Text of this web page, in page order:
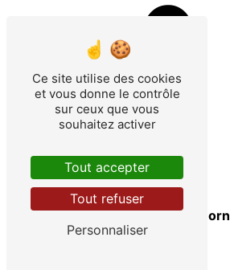
Aureilhan
Saint-Paul-en-Born
Ce site utilise des cookies
et vous donne le contrôle
sur ceux que vous
souhaitez activer
Tout accepter
Tout refuser
Personnaliser